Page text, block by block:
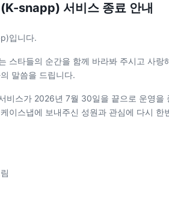
snapp) 서비스 종료 안내
입니다.
스타들의 순간을 함께 바라봐 주시고 사랑
말씀을 드립니다.
비스가 2026년 7월 30일을 끝으로 운영을
이스냅에 보내주신 성원과 관심에 다시 한